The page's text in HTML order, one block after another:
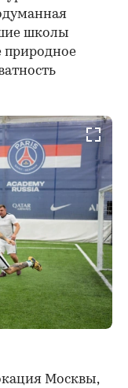
школы
природное
Москвы,